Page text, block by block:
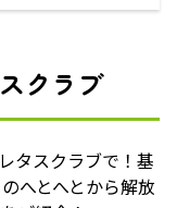
クラブ
タスクラブで！基
へとへとから解放